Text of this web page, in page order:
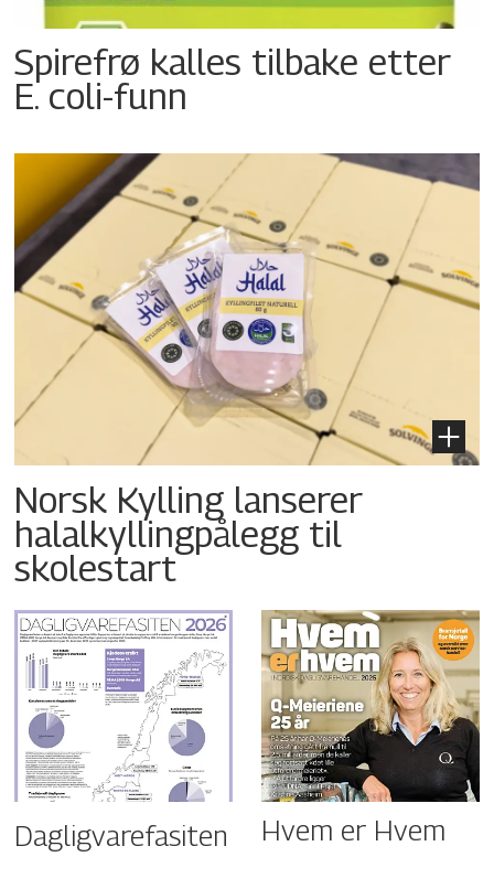
Spirefrø kalles tilbake etter
E. coli-funn
Norsk Kylling lanserer
halalkyllingpålegg til
skolestart
Dagligvarefasiten Hvem er Hvem